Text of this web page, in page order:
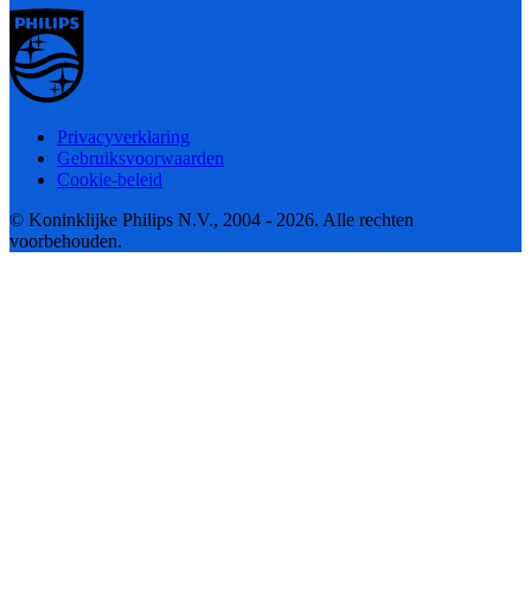
Privacyverklaring
Gebruiksvoorwaarden
Cookie-beleid
© Koninklijke Philips N.V., 2004 - 2026. Alle rechten
voorbehouden.